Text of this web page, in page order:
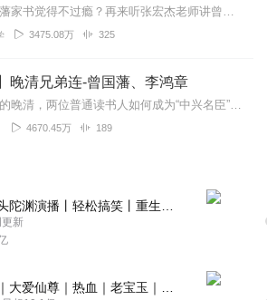
听完曾国藩家书觉得不过瘾？再来听张宏杰老师讲曾国藩传奇的一生吧！点击收听：张宏杰讲曾国藩家书，揭开曾文正公的人生智慧。曾国藩是离我们最近的圣人曾国藩的一生可以...
3475.08万 325
晚清兄弟连-曾国藩、李鸿章
风雨飘摇的晚清，两位普通读书人如何成为“中兴名臣”？《晚清兄弟连》将为你还原这段跨越半个世纪的风云往事，解锁两位名臣的传奇人生。本专辑以两人人生轨迹为核心，从少...
4670.45万 189
新